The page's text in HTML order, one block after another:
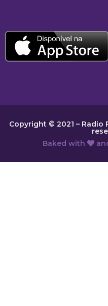
Copyright © 2021 – Radio
Baked with